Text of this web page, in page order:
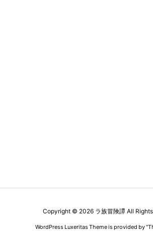
Copyright © 2026 ラ族冒険譚 All
WordPress Luxeritas Theme is provided by "